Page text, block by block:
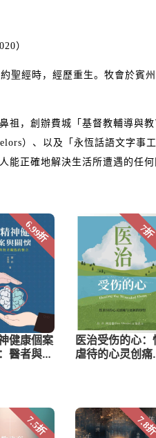
）
聖經時，經歷重生。牧會於賓州
祖，創辦費城「基督教輔導與
）、以及「永恆話語文字事
能正確地解決生活所遭遇的任何